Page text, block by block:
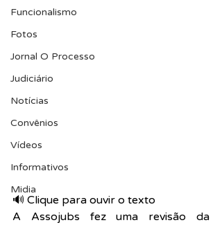
Funcionalismo
Fotos
Jornal O Processo
Judiciário
Notícias
Convênios
Vídeos
Informativos
Midia
🔊 Clique para ouvir o texto
A Assojubs fez uma revisão da